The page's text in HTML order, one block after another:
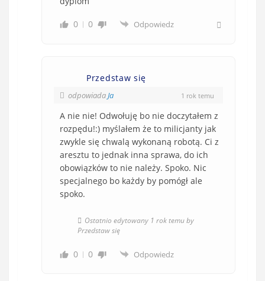
0 0 Odpowiedz
Przedstaw się
odpowiadaJa 1 rok temu
A nie nie! Odwołuję bo nie doczytałem z
rozpędu!:) myślałem że to milicjanty jak
zwykle się chwalą wykonaną robotą. Ci z
aresztu to jednak inna sprawa, do ich
obowiązków to nie należy. Spoko. Nic
specjalnego bo każdy by pomógł ale
spoko.
Ostatnio edytowany 1 rok temu by
Przedstaw się
0 0 Odpowiedz